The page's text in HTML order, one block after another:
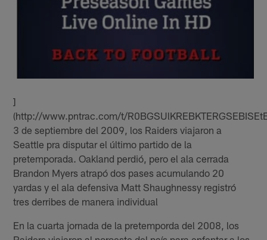
]
(http://www.pntrac.com/t/
3 de septiembre del 2009, los Raiders viajaron a
Seattle pra disputar el último partido de la
pretemporada. Oakland perdió, pero el ala cerrada
Brandon Myers atrapó dos pases acumulando 20
yardas y el ala defensiva Matt Shaughnessy registró
tres derribes de manera individual
En la cuarta jornada de la pretemporda del 2008, los